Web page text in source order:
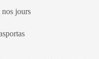
nos jours